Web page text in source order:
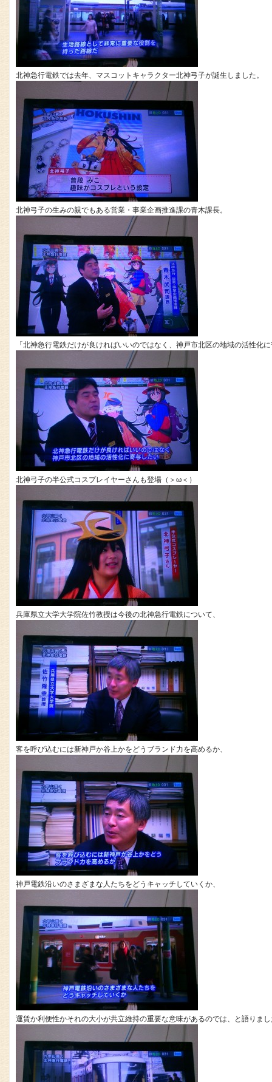
北神急行電鉄では去年、マスコットキャラクター北神弓子が誕生しました。
北神弓子の生みの親でもある営業・事業企画推進課の青木課長。
「北神急行電鉄だけが良ければいいのではなく、神戸市北区の地域の活性化
北神弓子の半公式コスプレイヤーさんも登場（＞ω＜）
兵庫県立大学大学院佐竹教授は今後の北神急行電鉄について、
客を呼び込むには新神戸か谷上かをどうブランド力を高めるか、
神戸電鉄沿いのさまざまな人たちをどうキャッチしていくか、
運賃か利便性かそれの大小が共立維持の重要な意味があるのでは、と語りま